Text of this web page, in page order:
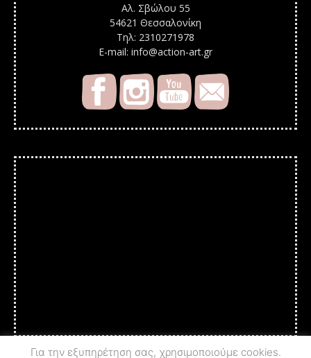
Αλ. Σβώλου 55
54621 Θεσσαλονίκη
Τηλ: 2310271978
E-mail: info@action-art.gr
Για την εξυπηρέτηση σας, χρησιμοποιούμε cookies.